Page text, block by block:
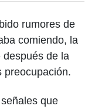
rumores de
comiendo, la
de la
preocupación.
que